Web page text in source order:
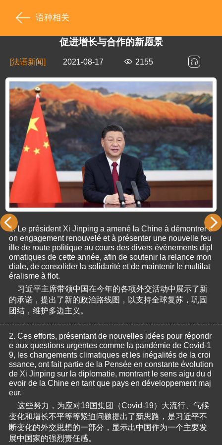
语种相关
促进增长与合作的新愿景
[法语新闻] 2021-08-17 2155
1. Le président Xi Jinping a amené la Chine à démontrer s
on engagement renouvelé et à présenter une nouvelle feu
ille de route politique au cours des divers évènements dipl
omatiques de cette année, afin de soutenir la relance mon
diale, de consolider la solidarité et de maintenir le multilat
éralisme à flot.
习近平主席带领中国在今年的各项外交活动中展示了新
的承诺，提出了新的政治路线图，以支持全球复苏，巩固
团结，维护多边主义。
2. Ces efforts, présentant de nouvelles idées pour répondr
e aux questions urgentes comme la pandémie de Covid-1
9, les changements climatiques et les inégalités de la croi
ssance, ont fait partie de la Pensée en constante évolution
de Xi Jinping sur la diplomatie, montrant le sens aigu du d
evoir de la Chine en tant que pays en développement maj
eur.
这些努力，为应对19国集团（Covid-19）大流行、气候
变化和增长不平等等紧迫问题提出了新思路，是习近平不
断变化的外交思想的一部分，显示出中国作为一个主要发
展中国家的强烈责任感。